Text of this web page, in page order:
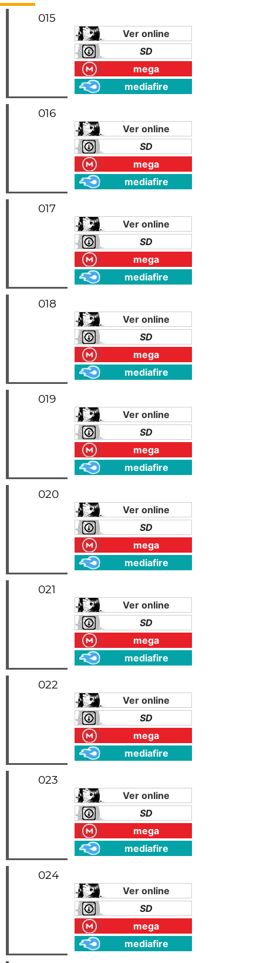
015
Ver online
SD
mega
mediafire
016
Ver online
SD
mega
mediafire
017
Ver online
SD
mega
mediafire
018
Ver online
SD
mega
mediafire
019
Ver online
SD
mega
mediafire
020
Ver online
SD
mega
mediafire
021
Ver online
SD
mega
mediafire
022
Ver online
SD
mega
mediafire
023
Ver online
SD
mega
mediafire
024
Ver online
SD
mega
mediafire